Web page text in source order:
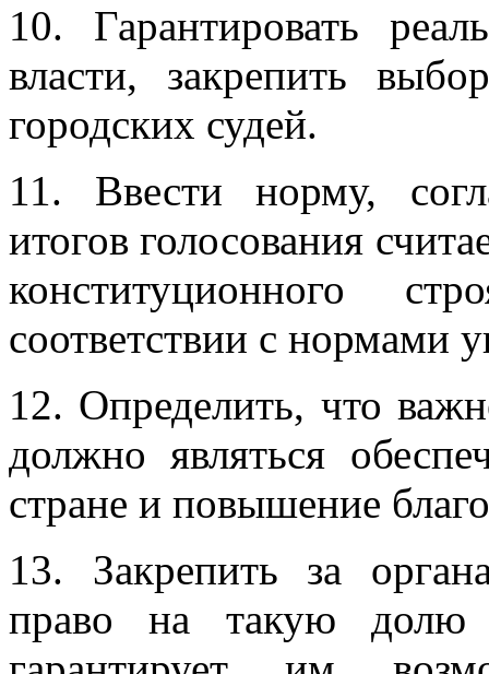
10. Гарантировать
власти, закрепить
городских судей.
11. Ввести норму,
итогов голосования
конституционного
соответствии с нормами
12. Определить, что
должно являться
стране и повышение
13. Закрепить за
право на такую долю